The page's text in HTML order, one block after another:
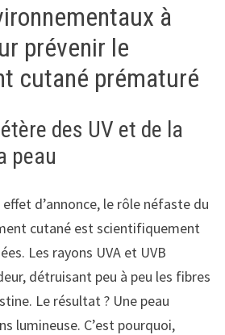
à
prévenir le
cutané prématuré
des UV et de la
peau
d’annonce, le rôle néfaste du
cutané est scientifiquement
Les rayons UVA et UVB
détruisant peu à peu les fibres
Le résultat ? Une peau
lumineuse. C’est pourquoi,